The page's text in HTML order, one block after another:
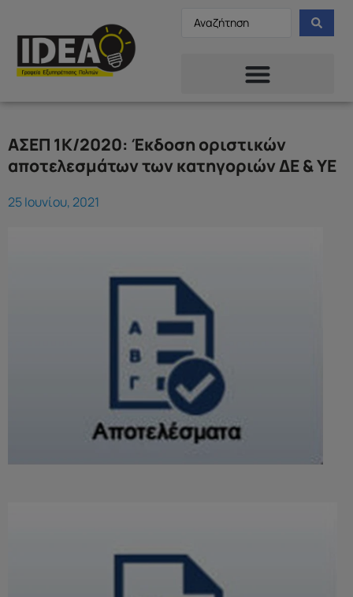
ΑΣΕΠ 1Κ/2020: Έκδοση οριστικών
αποτελεσμάτων των κατηγοριών ΔΕ & ΥΕ
25 Ιουνίου, 2021